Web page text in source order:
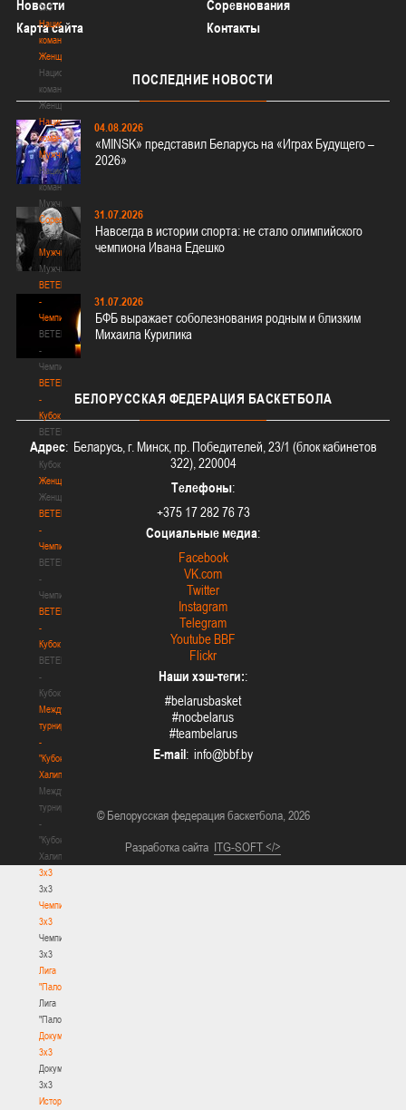
3х3
Национальная
команда.
Женщины
Национальная
команда.
Женщины
Национальная
команда.
Мужчины
Национальная
команда.
Мужчины
Соревнования
Соревнования
Мужчины
Мужчины
BETERA
-
Чемпионат
BETERA
-
Чемпионат
BETERA
-
Кубок
BETERA
-
Кубок
Женщины
Женщины
BETERA
-
Чемпионат
BETERA
-
Чемпионат
BETERA
-
Кубок
BETERA
-
Кубок
Международный
турнир
-
"Кубок
Халипского"
Международный
турнир
-
"Кубок
Халипского"
3x3
3x3
Чемпионат
3х3
Чемпионат
3х3
Лига
"Палова"
Лига
"Палова"
Документы
3х3
Документы
3х3
История
Новости
Соревнования
Карта сайта
Контакты
ПОСЛЕДНИЕ НОВОСТИ
04.08.2026
«MINSK» представил Беларусь на «Играх Будущего –
2026»
31.07.2026
Навсегда в истории спорта: не стало олимпийского
чемпиона Ивана Едешко
31.07.2026
БФБ выражает соболезнования родным и близким
Михаила Курилика
БЕЛОРУССКАЯ ФЕДЕРАЦИЯ БАСКЕТБОЛА
Адрес: Беларусь, г. Минск, пр. Победителей, 23/1 (блок кабинетов
322), 220004
Телефоны:
+375 17 282 76 73
Социальные медиа:
Facebook
VK.com
Twitter
Instagram
Telegram
Youtube BBF
Flickr
Наши хэш-теги::
#belarusbasket
#nocbelarus
#teambelarus
E-mail:
© Белорусская федерация баскетбола, 2026
Разработка сайта ITG-SOFT </>